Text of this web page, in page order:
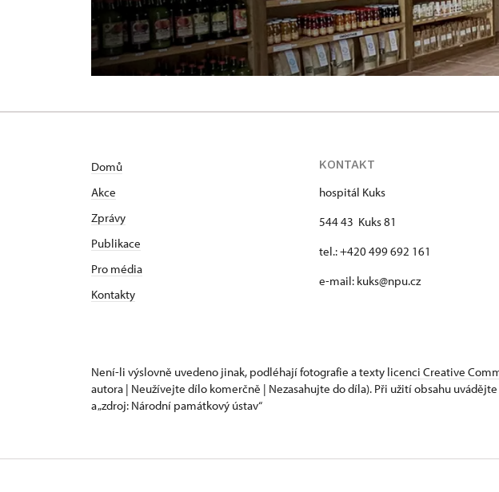
Domů
Akce
Zprávy
Publikace
Pro média
Kontakty
KONTAKT
hospitál Kuks
544 43 Kuks 81
tel.: +420 499 692 161
e-mail: kuks@npu.cz
Není-li výslovně uvedeno jinak, podléhají fotografie a texty licenci Creative
autora | Neužívejte dílo komerčně | Nezasahujte do díla). Při užití obsahu
a „zdroj: Národní památkový ústav“